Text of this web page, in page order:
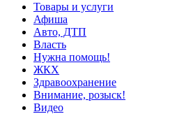
Товары и услуги
Афиша
Авто, ДТП
Власть
Нужна помощь!
ЖКХ
Здравоохранение
Внимание, розыск!
Видео